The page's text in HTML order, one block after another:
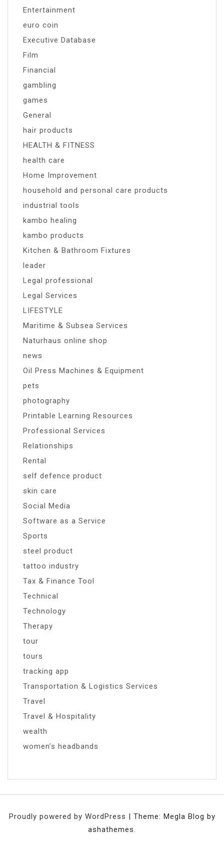
Entertainment
euro coin
Executive Database
Film
Financial
gambling
games
General
hair products
HEALTH & FITNESS
health care
Home Improvement
household and personal care products
industrial tools
kambo healing
kambo products
Kitchen & Bathroom Fixtures
leader
Legal professional
Legal Services
LIFESTYLE
Maritime & Subsea Services
Naturhaus online shop
news
Oil Press Machines & Equipment
pets
photography
Printable Learning Resources
Professional Services
Relationships
Rental
self defence product
skin care
Social Media
Software as a Service
Sports
steel product
tattoo industry
Tax & Finance Tool
Technical
Technology
Therapy
tour
tours
tracking app
Transportation & Logistics Services
Travel
Travel & Hospitality
wealth
women’s headbands
Proudly powered by WordPress | Theme: Megla Blog by
ashathemes.